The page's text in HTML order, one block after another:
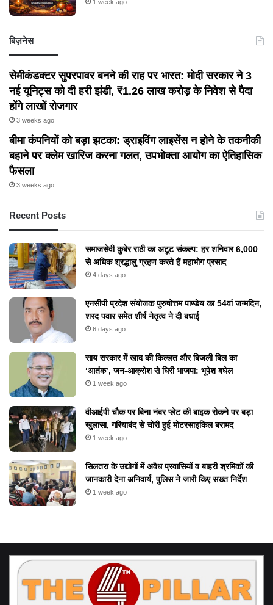
1 week ago
बिज़नेस
सेमीकंडक्टर सुपरपावर बनने की राह पर भारत: मोदी सरकार ने 3
नई यूनिट्स को दी हरी झंडी, ₹1.26 लाख करोड़ के निवेश से पैदा
होंगे लाखों रोजगार
3 weeks ago
बीमा कंपनियों को बड़ा झटका: ड्राइविंग लाइसेंस न होने के तकनीकी
बहाने पर क्लेम खारिज करना गलत, उपभोक्ता आयोग का ऐतिहासिक
फैसला
3 weeks ago
Recent Posts
समाजसेवी कुबेर राठी का अटूट संकल्प: हर शनिवार 6,000
से अधिक श्रद्धालु ग्रहण करते हैं महाभोग प्रसाद
4 days ago
एनसीपी प्रदेश संयोजक पुरुषोत्तम पाण्डेय का 54वां जन्मदिन,
शरद पवार समेत शीर्ष नेतृत्व ने दी बधाई
6 days ago
​साय सरकार में खाद की किल्लत और बिजली बिल का
‘आतंक’, जन-आक्रोश से घिरी भाजपा: भूपेश बघेल
1 week ago
वीआईपी चौक पर बिना नंबर प्लेट की बाइक रोकने पर बड़ा
खुलासा, गरियाबंद से चोरी हुई मोटरसाइकिल बरामद
1 week ago
सिलतरा के उद्योगों में अवैध प्रवासियों व बाहरी श्रमिकों की
जानकारी देना अनिवार्य, पुलिस ने जारी किए सख्त निर्देश
1 week ago